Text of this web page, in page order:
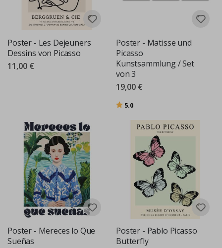
Poster - Les Dejeuners
Dessins von Picasso
11,00 €
Poster - Matisse und
Picasso
Kunstsammlung / Set
von 3
19,00 €
Bewertung:
5.0
Poster - Mereces lo Que
Sueñas
Poster - Pablo Picasso
Butterfly